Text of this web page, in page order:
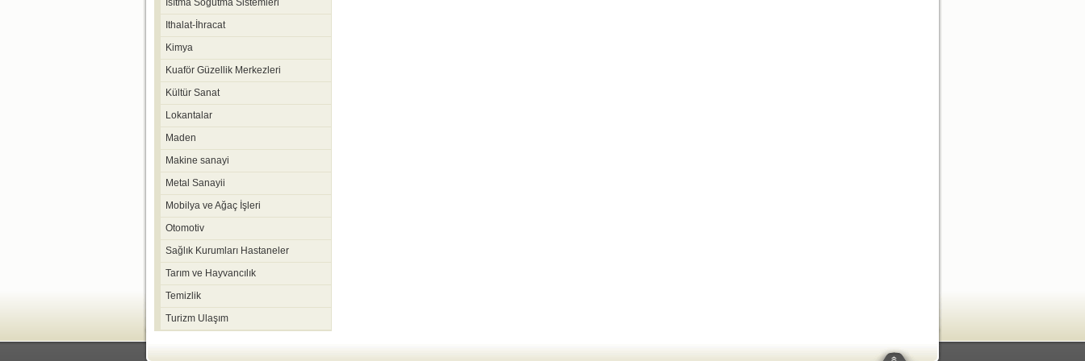
Isıtma Soğutma Sistemleri
Ithalat-İhracat
Kimya
Kuaför Güzellik Merkezleri
Kültür Sanat
Lokantalar
Maden
Makine sanayi
Metal Sanayii
Mobilya ve Ağaç İşleri
Otomotiv
Sağlık Kurumları Hastaneler
Tarım ve Hayvancılık
Temizlik
Turizm Ulaşım